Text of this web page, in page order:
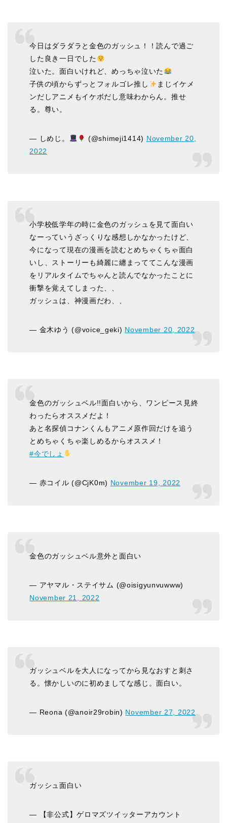
今日はダラダラと金色のガッシュ！！読んで過ご
した良き一日でした
泣いた。面白いけれど、めっちゃ泣いた
子供の頃からずっとフォルゴレ推し
まじイケメ
ンだしアニメもイケボだし意味わからん。推せ
る。尊い。
— しめじ。 (@shimeji1414) November 20,
2022
小学校低学年の時に金色のガッシュを見て面白い
なーっていうざっくりな感想しかなかったけど、
今になって現在の漫画を読むとめちゃくちゃ面白
いし、ストーリーも綺麗に纏まっててこんな漫画
をリアルタイムでちゃんと読んでなかったことに
衝撃を覚えてしまった、、
ガッシュは、神漫画だわ、、
— 金木ゆう (@voice_geki) November 20, 2022
金色のガッシュベル!!面白いから、ワンピース見終
わったらオススメだよ！
あと名探偵コナンくんもアニメ原作回だけを追う
とめちゃくちゃ楽しめるからオススメ！
#今でしょ
— 赤コイル️ (@CjK0m) November 19, 2022
金色のガッシュベル意外と面白い
— アヤマル・ステイサム (@oisigyunvuwww)
November 21, 2022
ガッシュベルを大人になってから見なおすと刺さ
る。懐かしいのに初めましてな感じ。面白い。
— Reona (@anoir29robin) November 27, 2022
ガッシュ面白い
— 【非公式】ゲロマズツイッターアカウント